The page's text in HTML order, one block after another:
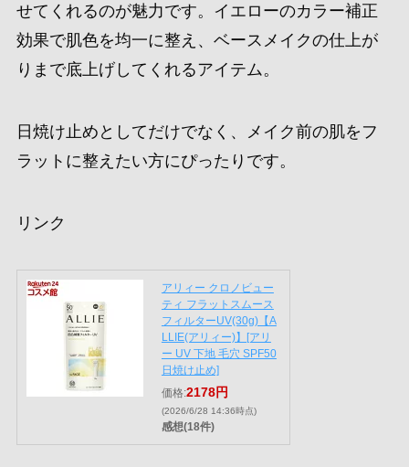
せてくれるのが魅力です。イエローのカラー補正
効果で肌色を均一に整え、ベースメイクの仕上が
りまで底上げしてくれるアイテム。
日焼け止めとしてだけでなく、メイク前の肌をフ
ラットに整えたい方にぴったりです。
リンク
アリィー クロノビュー
ティ フラットスムース
フィルターUV(30g)【A
LLIE(アリィー)】[アリ
ー UV 下地 毛穴 SPF50
日焼け止め]
価格:2178円
(2026/6/28 14:36時点)
感想(18件)